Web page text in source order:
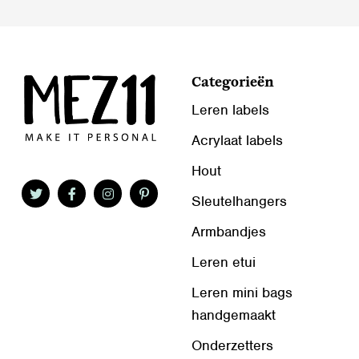
Categorieën
Leren labels
Acrylaat labels
Hout
Sleutelhangers
Armbandjes
Leren etui
Leren mini bags
handgemaakt
Onderzetters